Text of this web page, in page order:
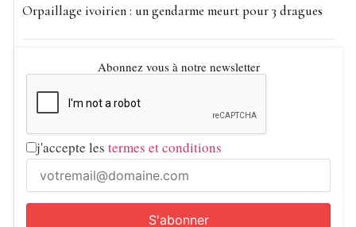
Orpaillage ivoirien : un gendarme meurt pour 3 dragues
Abonnez vous à notre newsletter
j'accepte les termes et conditions